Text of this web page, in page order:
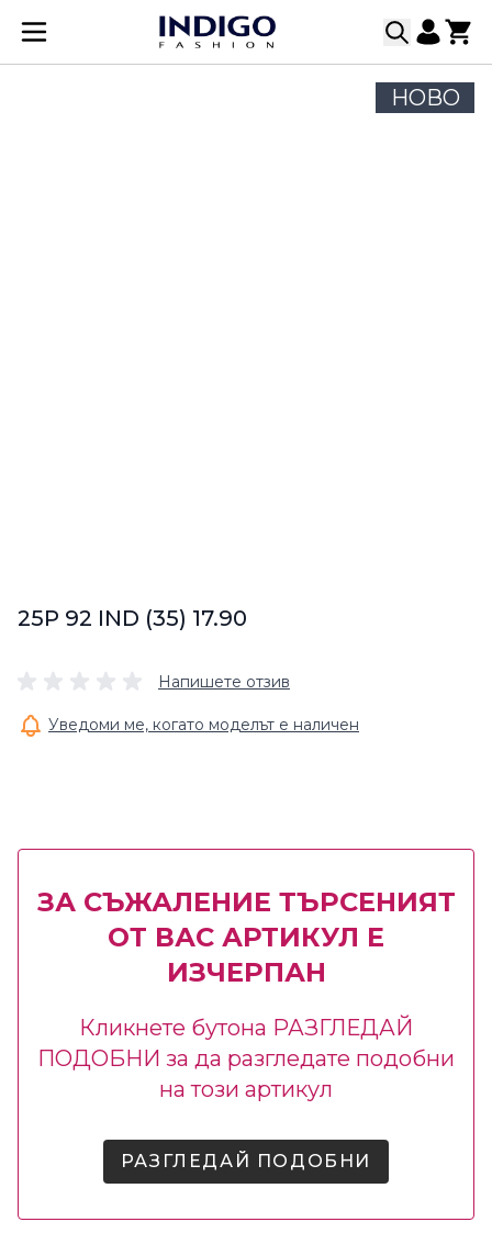
Прескачане към съдържанието
НОВО
25P 92 IND (35) 17.90
Напишете отзив
Уведоми ме, когато моделът е наличен
ЗА СЪЖАЛЕНИЕ ТЪРСЕНИЯТ
ОТ ВАС АРТИКУЛ Е
ИЗЧЕРПАН
Кликнете бутона РАЗГЛЕДАЙ
ПОДОБНИ за да разгледате подобни
на този артикул
РАЗГЛЕДАЙ ПОДОБНИ